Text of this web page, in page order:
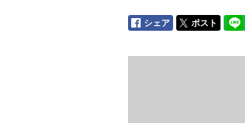
シェア ポスト